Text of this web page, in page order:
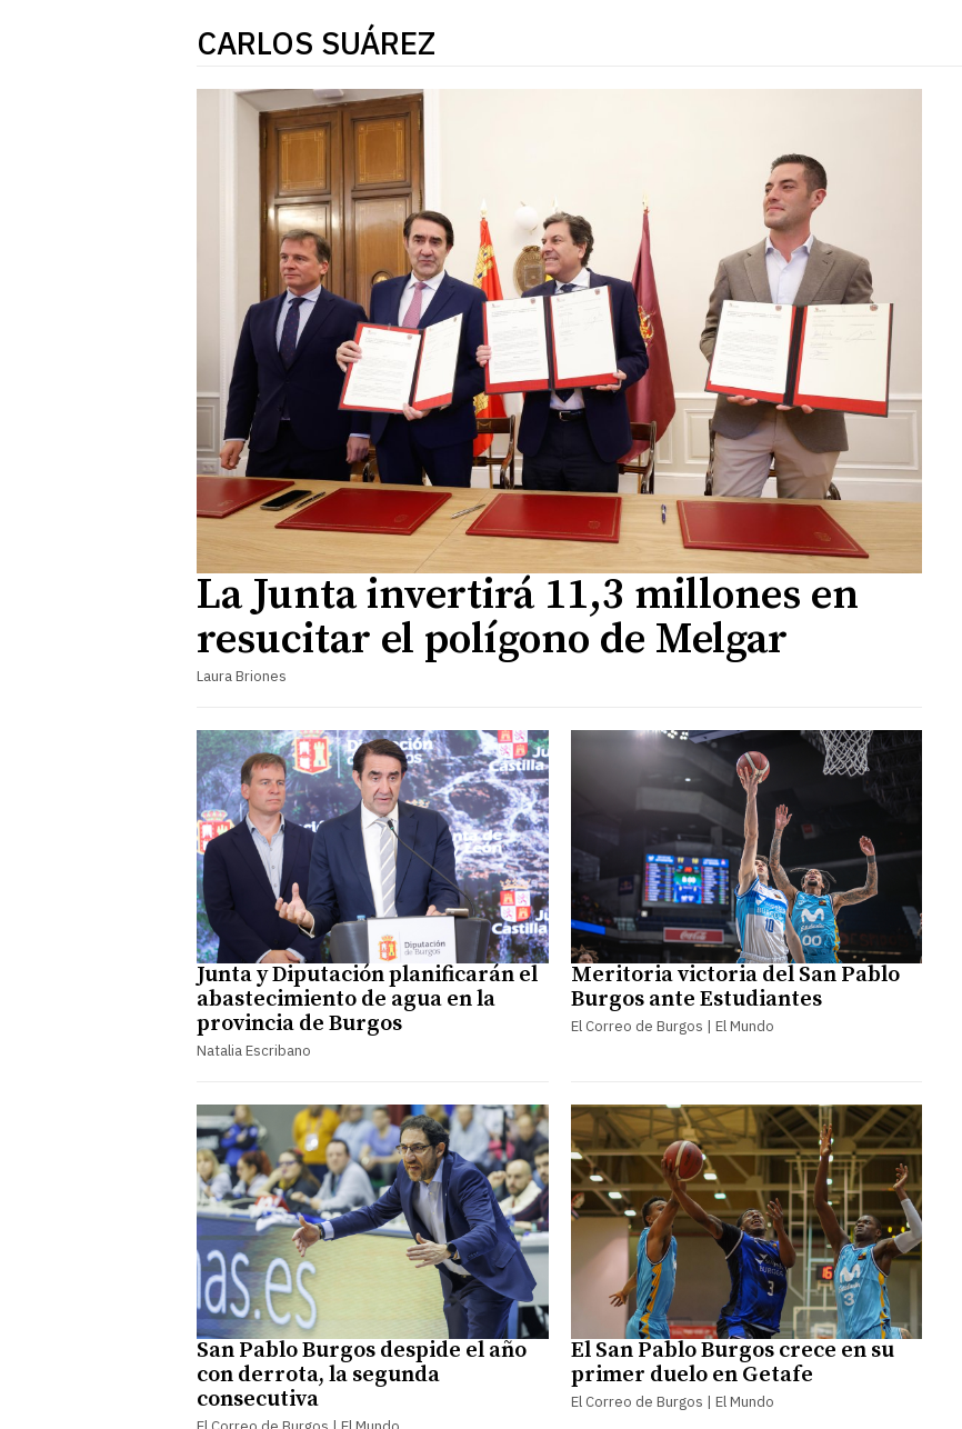
CARLOS SUÁREZ
La Junta invertirá 11,3 millones en
resucitar el polígono de Melgar
Laura Briones
Junta y Diputación planificarán el
abastecimiento de agua en la
provincia de Burgos
Natalia Escribano
Meritoria victoria del San Pablo
Burgos ante Estudiantes
El Correo de Burgos | El Mundo
San Pablo Burgos despide el año
con derrota, la segunda
consecutiva
El San Pablo Burgos crece en su
primer duelo en Getafe
El Correo de Burgos | El Mundo